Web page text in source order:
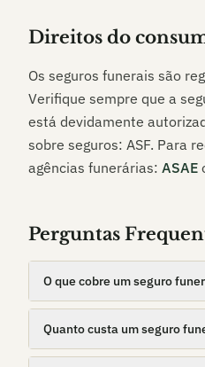
Direitos do
Os seguros funerais são
Verifique sempre que a
está devidamente
sobre seguros: ASF. Para
agências funerárias: ASAE
Perguntas
O que cobre um seguro
Quanto custa um seguro